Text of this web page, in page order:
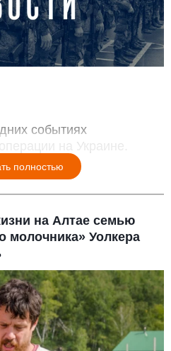
событиях
на Украине.
полностью
на Алтае семью
молочника» Уолкера